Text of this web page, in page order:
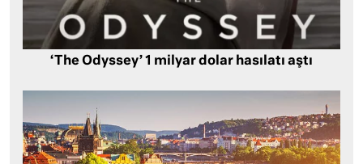
‘The Odyssey’ 1 milyar dolar hasılatı aştı